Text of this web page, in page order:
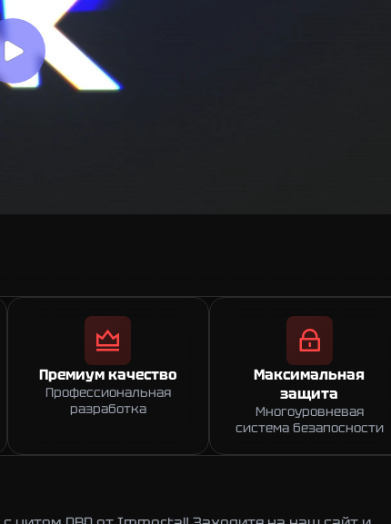
Премиум качество
Профессиональная
разработка
Максимальная
защита
Многоуровневая
система безапосности